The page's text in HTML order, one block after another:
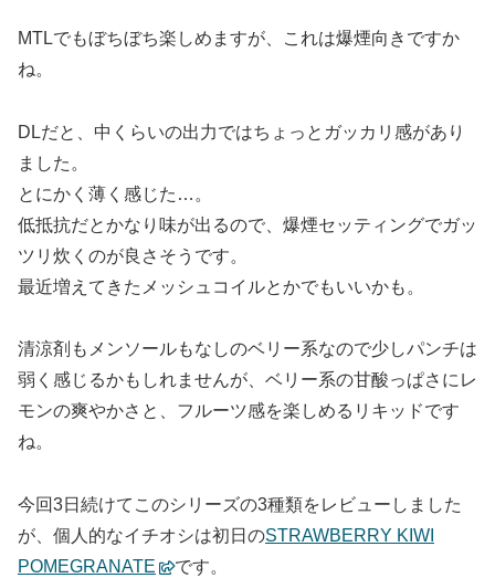
MTLでもぼちぼち楽しめますが、これは爆煙向きですか
ね。
DLだと、中くらいの出力ではちょっとガッカリ感があり
ました。
とにかく薄く感じた…。
低抵抗だとかなり味が出るので、爆煙セッティングでガッ
ツリ炊くのが良さそうです。
最近増えてきたメッシュコイルとかでもいいかも。
清涼剤もメンソールもなしのベリー系なので少しパンチは
弱く感じるかもしれませんが、ベリー系の甘酸っぱさにレ
モンの爽やかさと、フルーツ感を楽しめるリキッドです
ね。
今回3日続けてこのシリーズの3種類をレビューしました
が、個人的なイチオシは初日のSTRAWBERRY KIWI
POMEGRANATE
です。